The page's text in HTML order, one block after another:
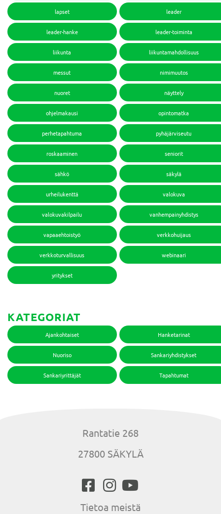
lapset leader
leader-hanke leader-toiminta
liikunta liikuntamahdollisuus
messut nimimuutos
nuoret näyttely
ohjelmakausi opintomatka
perhetapahtuma pyhäjärviseutu
roskaaminen seniorit
sähkö säkylä
urheilukenttä valokuva
valokuvakilpailu vanhempainyhdistys
vapaaehtoistyö verkkohuijaus
verkkoturvallisuus webinaari
yritykset
KATEGORIAT
Ajankohtaiset Hanketarinat
Nuoriso Sankariyhdistykset
Sankariyrittäjät Tapahtumat
Rantatie 268
27800 SÄKYLÄ
Tietoa meistä